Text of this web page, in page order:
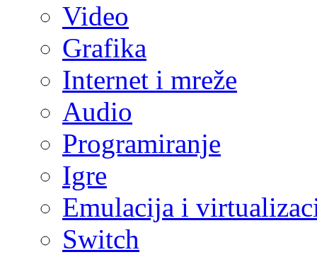
Video
Grafika
Internet i mreže
Audio
Programiranje
Igre
Emulacija i
Switch